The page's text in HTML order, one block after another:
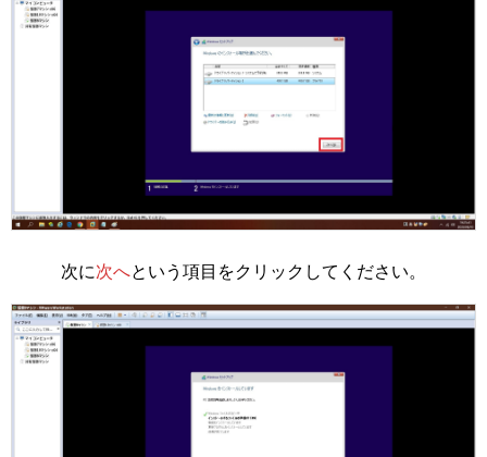
次に次へという項目をクリックしてください。